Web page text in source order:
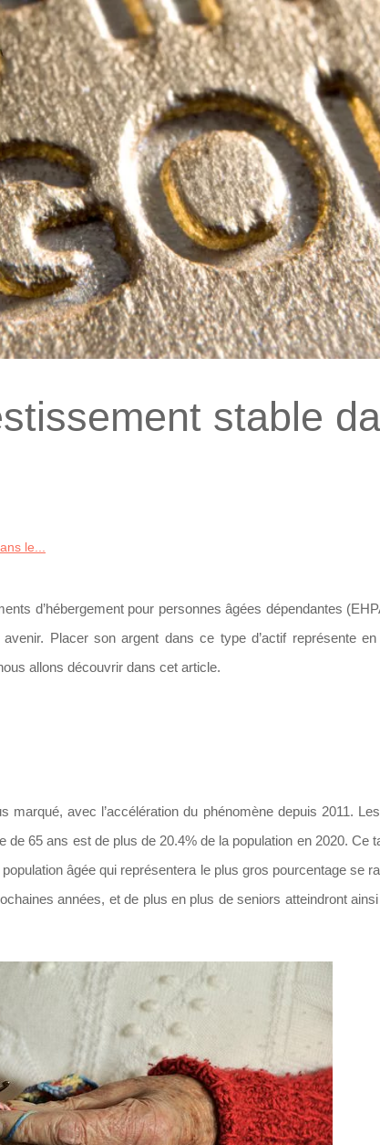
stable
le...
d’hébergement pour personnes âgées dépendantes
Placer son argent dans ce type d’actif représente
allons découvrir dans cet article.
marqué, avec l’accélération du phénomène depuis 2011.
de 65 ans est de plus de 20.4% de la population en 2020. Ce
âgée qui représentera le plus gros pourcentage se
années, et de plus en plus de seniors atteindront ainsi